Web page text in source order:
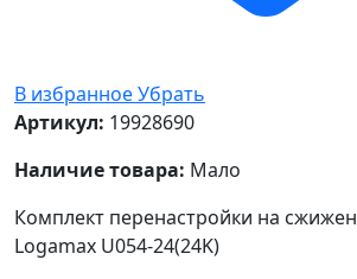
В избранноеУбрать
Артикул: 19928690
Наличие товара: Мало
Комплект перенастройки на
Logamax U054-24(24K)